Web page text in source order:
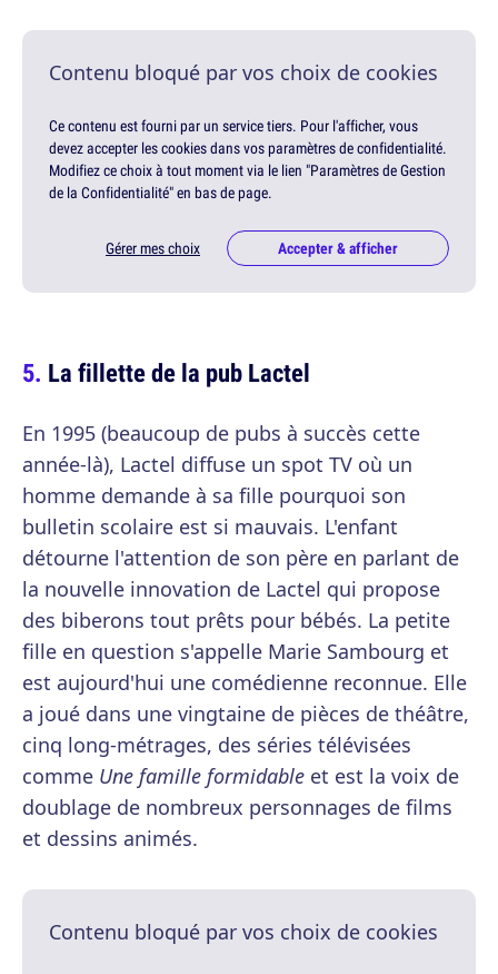
Contenu bloqué par vos choix de cookies
Ce contenu est fourni par un service tiers. Pour l'afficher, vous
devez accepter les cookies dans vos paramètres de confidentialité.
Modifiez ce choix à tout moment via le lien "Paramètres de Gestion
de la Confidentialité" en bas de page.
Gérer mes choix Accepter & afficher
La fillette de la pub Lactel
En 1995 (beaucoup de pubs à succès cette
année-là), Lactel diffuse un spot TV où un
homme demande à sa fille pourquoi son
bulletin scolaire est si mauvais. L'enfant
détourne l'attention de son père en parlant de
la nouvelle innovation de Lactel qui propose
des biberons tout prêts pour bébés. La petite
fille en question s'appelle Marie Sambourg et
est aujourd'hui une comédienne reconnue. Elle
a joué dans une vingtaine de pièces de théâtre,
cinq long-métrages, des séries télévisées
comme Une famille formidable et est la voix de
doublage de nombreux personnages de films
et dessins animés.
Contenu bloqué par vos choix de cookies